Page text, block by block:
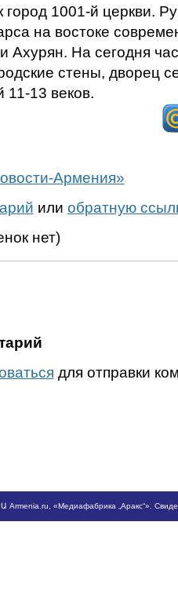
город 1001-й церкви.
на востоке
Ахурян. На сегодня
стены, дворец
11-13 веков.
Армения»
или обратную
нет)
для отправки
Armenia.ru , «Медиафабрика „Аракс“».